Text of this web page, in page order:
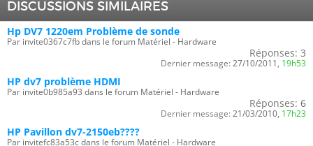
DISCUSSIONS SIMILAIRES
Hp DV7 1220em Problème de sonde
Par invite0367c7fb dans le forum Matériel - Hardware
Réponses: 3
Dernier message: 27/10/2011, 19h53
HP dv7 problème HDMI
Par invite0b985a93 dans le forum Matériel - Hardware
Réponses: 6
Dernier message: 21/03/2010, 17h23
HP Pavillon dv7-2150eb????
Par invitefc83a53c dans le forum Matériel - Hardware